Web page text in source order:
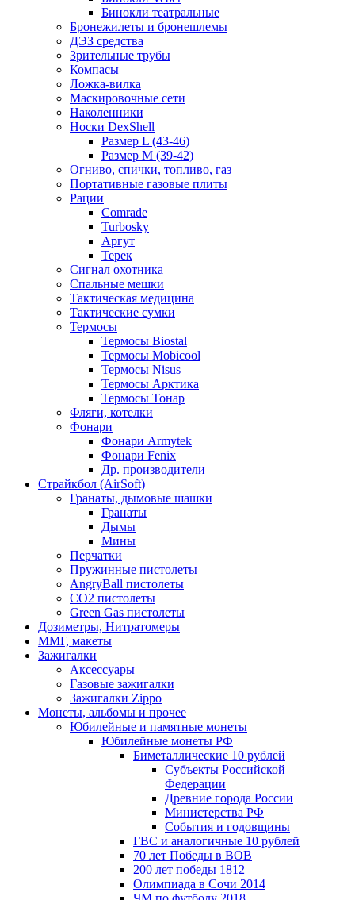
Бинокли театральные
Бронежилеты и бронешлемы
ДЭЗ средства
Зрительные трубы
Компасы
Ложка-вилка
Маскировочные сети
Наколенники
Носки DexShell
Размер L (43-46)
Размер M (39-42)
Огниво, спички, топливо, газ
Портативные газовые плиты
Рации
Comrade
Turbosky
Аргут
Терек
Сигнал охотника
Спальные мешки
Тактическая медицина
Тактические сумки
Термосы
Термосы Biostal
Термосы Mobicool
Термосы Nisus
Термосы Арктика
Термосы Тонар
Фляги, котелки
Фонари
Фонари Armytek
Фонари Fenix
Др. производители
Страйкбол (AirSoft)
Гранаты, дымовые шашки
Гранаты
Дымы
Мины
Перчатки
Пружинные пистолеты
AngryBall пистолеты
CO2 пистолеты
Green Gas пистолеты
Дозиметры, Нитратомеры
ММГ, макеты
Зажигалки
Аксессуары
Газовые зажигалки
Зажигалки Zippo
Монеты, альбомы и прочее
Юбилейные и памятные монеты
Юбилейные монеты РФ
Биметаллические 10 рублей
Субъекты Российской
Федерации
Древние города России
Министерства РФ
События и годовщины
ГВС и аналогичные 10 рублей
70 лет Победы в ВОВ
200 лет победы 1812
Олимпиада в Сочи 2014